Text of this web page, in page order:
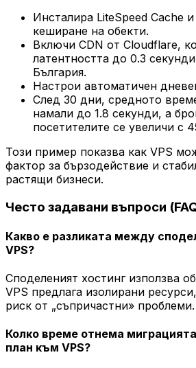
Инсталира LiteSpeed Cache
кеширане на обекти.
Включи CDN от Cloudflare,
латентността до 0.3
България.
Настрои автоматичен
След 30 дни, средното
намали до 1.8 секунди, а
посетителите се увеличи с
Този пример показва как VPS
фактор за бързодействие и
растящи бизнеси.
Често задавани въпроси
Какво е разликата между
VPS?
Споделеният хостинг използва
VPS предлага изолирани
риск от „съпричастни» проблеми.
Колко време отнема
план към VPS?